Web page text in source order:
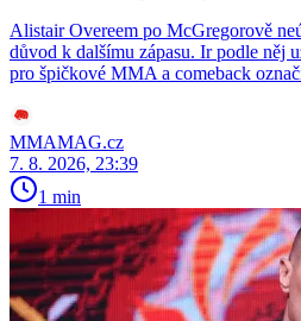
Alistair Overeem po McGregorově
důvod k dalšímu zápasu. Ir podle něj
pro špičkové MMA a comeback
MMAMAG.cz
7. 8. 2026, 23:39
1 min